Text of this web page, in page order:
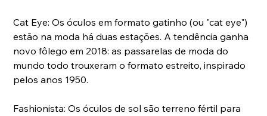
Cat Eye: Os óculos em formato gatinho (ou "cat eye")
estão na moda há duas estações. A tendência ganha
novo fôlego em 2018: as passarelas de moda do
mundo todo trouxeram o formato estreito, inspirado
pelos anos 1950.
Fashionista: Os óculos de sol são terreno fértil para